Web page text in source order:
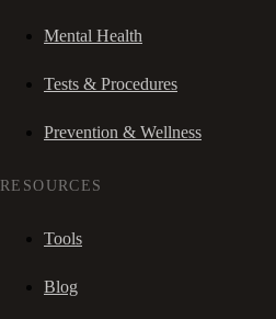
Mental Health
Tests & Procedures
Prevention & Wellness
RESOURCES
Tools
Blog